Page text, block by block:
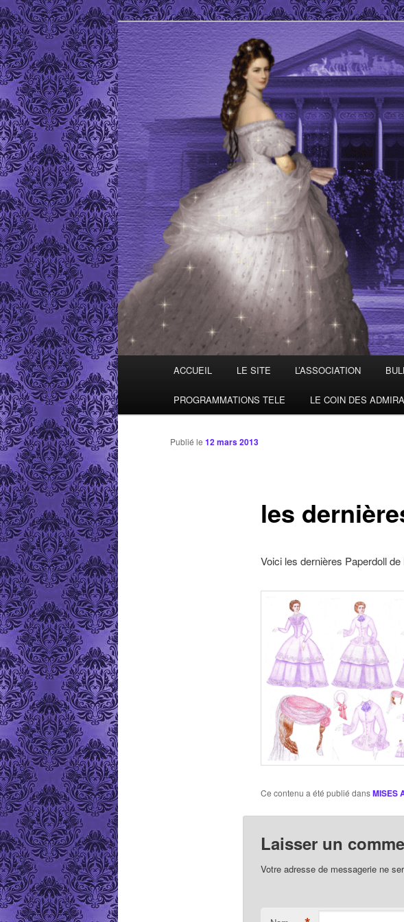
ELISABETH
Site de l'Association Elisabeth Impératrice d'Autriche
Menu principal
Aller au contenu principal
Aller au contenu secondaire
ACCUEIL LE SITE L’ASSOCIATION
PROGRAMMATIONS TELE LE COIN DES
les
Publié le 12 mars 2013
Voici les dernières Paperdoll
Ce contenu a été publié dansMISES
Laisser un
Votre adresse de messagerie ne